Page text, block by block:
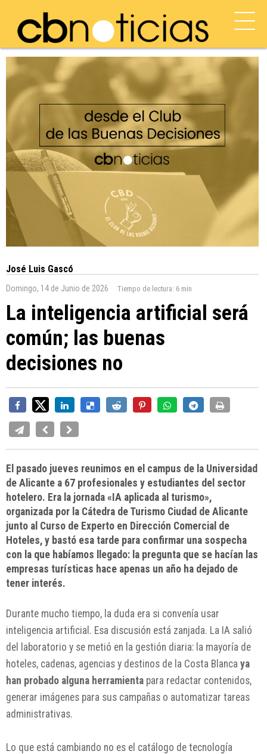
José Luis Gascó
Domingo, 14 de Junio de 2026 Tiempo de lectura: 6 min
La inteligencia artificial será
común; las buenas
decisiones no
El pasado jueves reunimos en el campus de la Universidad
de Alicante a 67 profesionales y estudiantes del sector
hotelero. Era la jornada «IA aplicada al turismo»,
organizada por la Cátedra de Turismo Ciudad de Alicante
junto al Curso de Experto en Dirección Comercial de
Hoteles, y bastó esa tarde para confirmar una sospecha
con la que habíamos llegado: la pregunta que se hacían las
empresas turísticas hace apenas un año ha dejado de
tener interés.
Durante mucho tiempo, la duda era si convenía usar
inteligencia artificial. Esa discusión está zanjada. La IA salió
del laboratorio y se metió en la gestión diaria: la mayoría de
hoteles, cadenas, agencias y destinos de la Costa Blanca ya
han probado alguna herramienta para redactar contenidos,
generar imágenes para sus campañas o automatizar tareas
administrativas.
Lo que está cambiando no es el catálogo de tecnología